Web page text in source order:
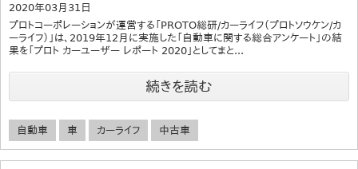
2020年03月31日
プロトコーポレーションが運営する「PROTO総研/カーライフ（プロトソウケン/カ
ーライフ）」は、2019年12月に実施した「自動車に関する総合アンケート」の結
果を「プロト カーユーザー レポート 2020」としてまと...
続きを読む
自動車 車 カーライフ 中古車